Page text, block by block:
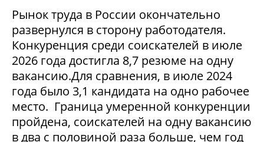
Рынок труда в России окончательно
развернулся в сторону работодателя.
Конкуренция среди соискателей в июле
2026 года достигла 8,7 резюме на одну
вакансию.Для сравнения, в июле 2024
года было 3,1 кандидата на одно рабочее
место. Граница умеренной конкуренции
пройдена, соискателей на одну вакансию
в два с половиной раза больше, чем год